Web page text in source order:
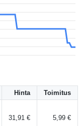
Hinta Toimitus
31,91 € 5,99 €